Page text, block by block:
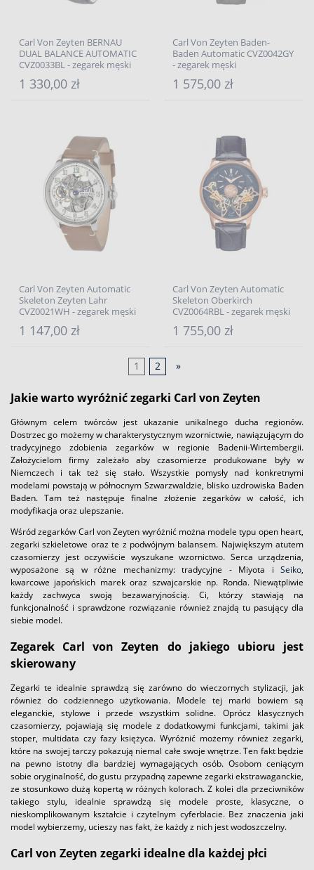
Carl Von Zeyten BERNAU
DUAL BALANCE AUTOMATIC
CVZ0033BL - zegarek męski
1 330,00 zł
Carl Von Zeyten Baden-
Baden Automatic CVZ0042GY
- zegarek męski
1 575,00 zł
Carl Von Zeyten Automatic
Skeleton Zeyten Lahr
CVZ0021WH - zegarek męski
1 147,00 zł
Carl Von Zeyten Automatic
Skeleton Oberkirch
CVZ0064RBL - zegarek męski
1 755,00 zł
1 2 »
Jakie warto wyróżnić zegarki Carl von Zeyten
Głównym celem twórców jest ukazanie unikalnego ducha regionów.
Dostrzec go możemy w charakterystycznym wzornictwie, nawiązującym do
tradycyjnego zdobienia zegarków w regionie Badenii-Wirtembergii.
Założycielom firmy zależało aby czasomierze produkowane były w
Niemczech i tak też się stało. Wszystkie pomysły nad konkretnymi
modelami powstają w północnym Szwarzwaldzie, blisko uzdrowiska Baden
Baden. Tam też następuje finalne złożenie zegarków w całość, ich
modyfikacja oraz ulepszanie.
Wśród zegarków Carl von Zeyten wyróżnić można modele typu open heart,
zegarki szkieletowe oraz te z podwójnym balansem. Największym atutem
czasomierzy jest oczywiście wyszukane wzornictwo. Serca urządzenia,
wyposażone są w różne mechanizmy: tradycyjne - Miyota i Seiko,
kwarcowe japońskich marek oraz szwajcarskie np. Ronda. Niewątpliwie
każdy zachwyca swoją bezawaryjnością. Ci, którzy stawiają na
funkcjonalność i sprawdzone rozwiązanie również znajdą tu pasujący dla
siebie model.
Zegarek Carl von Zeyten do jakiego ubioru jest
skierowany
Zegarki te idealnie sprawdzą się zarówno do wieczornych stylizacji, jak
również do codziennego użytkowania. Modele tej marki bowiem są
eleganckie, stylowe i przede wszystkim solidne. Oprócz klasycznych
czasomierzy, pojawiają się modele z dodatkowymi funkcjami, takimi jak
stoper, multidata czy fazy księżyca. Wyróżnić możemy również zegarki,
które na swojej tarczy pokazują niemal całe swoje wnętrze. Ten fakt będzie
na pewno istotny dla bardziej wymagających osób. Osobom ceniącym
sobie oryginalność, do gustu przypadną zapewne zegarki ekstrawaganckie,
ze stosunkowo dużą kopertą w różnych kolorach. Z kolei dla przeciwników
takiego stylu, idealnie sprawdzą się modele proste, klasyczne, o
nieskomplikowanym kształcie i czytelnym cyferblacie. Bez znaczenia jaki
model wybierzemy, ucieszy nas fakt, że każdy z nich jest wodoszczelny.
Carl von Zeyten zegarki idealne dla każdej płci